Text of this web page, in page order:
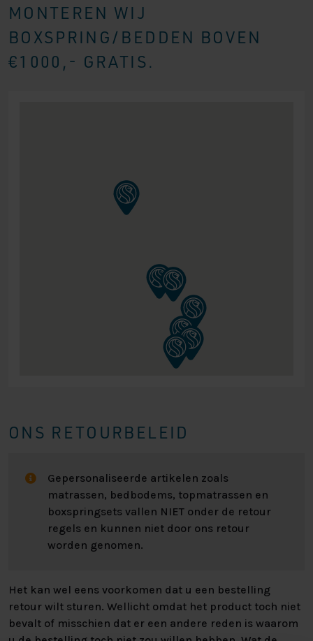
MONTEREN WIJ
BOXSPRING/BEDDEN BOVEN
€1000,- GRATIS.
ONS RETOURBELEID
Gepersonaliseerde artikelen zoals
matrassen, bedbodems, topmatrassen en
boxspringsets vallen NIET onder de retour
regels en kunnen niet door ons retour
worden genomen.
Het kan wel eens voorkomen dat u een bestelling
retour wilt sturen. Wellicht omdat het product toch niet
bevalt of misschien dat er een andere reden is waarom